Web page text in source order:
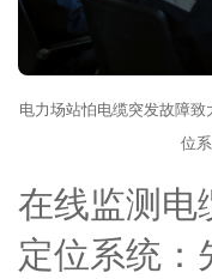
电力场站怕电缆突发故障
位
在线监测电
定位系统：